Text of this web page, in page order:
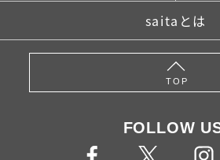
saitaとは
TOP
FOLLOW